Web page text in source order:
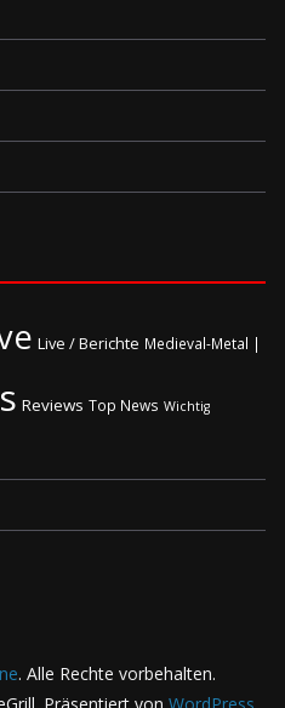
Live / Berichte Medieval-Metal |
Reviews Top News Wichtig
. Alle Rechte vorbehalten.